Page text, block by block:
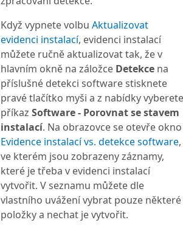
Když vypnete volbu Aktualizovat
evidenci instalací, evidenci instalací
můžete ručně aktualizovat tak, že v
hlavním okně na záložce Detekce na
příslušné detekci software stisknete
pravé tlačítko myši a z nabídky vyberete
příkaz Software - Porovnat se stavem
instalací. Na obrazovce se otevře okno
Evidence instalací vs. detekce software,
ve kterém jsou zobrazeny záznamy,
které je třeba v evidenci instalací
vytvořit. V seznamu můžete dle
vlastního uvážení vybrat pouze některé
položky a nechat je vytvořit.